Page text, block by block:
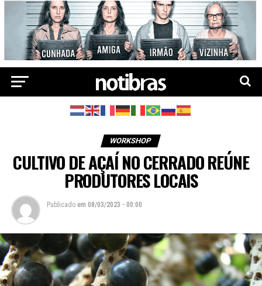
WORKSHOP
CULTIVO DE AÇAÍ NO CERRADO REÚNE
PRODUTORES LOCAIS
Publicado em 08/03/2023 - 00:00